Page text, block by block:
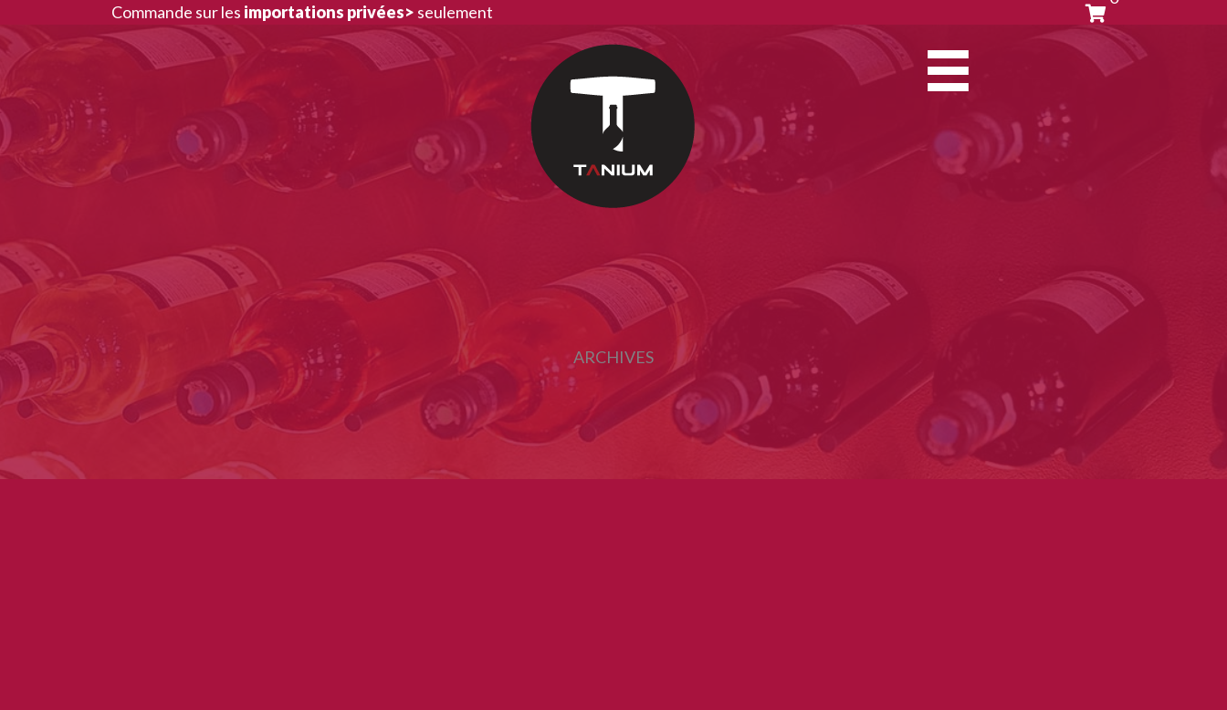
au
contenu
Commande sur les importations privées> seulement
ARCHIVES